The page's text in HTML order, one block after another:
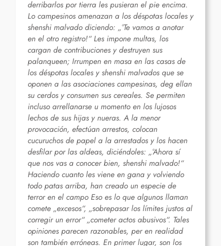
derribarlos por tierra les pusieran el pie encima.
Lo campesinos amenazan a los déspotas locales y
shenshi malvado diciendo: „°Te vamos a anotar
en el otro registro!“ Les impone multas, los
cargan de contribuciones y destruyen sus
palanqueen; Irrumpen en masa en las casas de
los déspotas locales y shenshi malvados que se
oponen a las asociaciones campesinas, deg ellan
su cerdos y consumen sus cereales. Se permiten
incluso arrellanarse u momento en los lujosos
lechos de sus hijas y nueras. A la menor
provocación, efectúan arrestos, colocan
cucuruchos de papel a la arrestados y los hacen
desfilar por las aldeas, diciéndoles: „°Ahora sí
que nos vas a conocer bien, shenshi malvado!“
Haciendo cuanto les viene en gana y volviendo
todo patas arriba, han creado un especie de
terror en el campo Eso es lo que algunos llaman
comete „excesos“, „sobrepasar los límites justos al
corregir un error“ „cometer actos abusivos“. Tales
opiniones parecen razonables, per en realidad
son también erróneas. En primer lugar, son los